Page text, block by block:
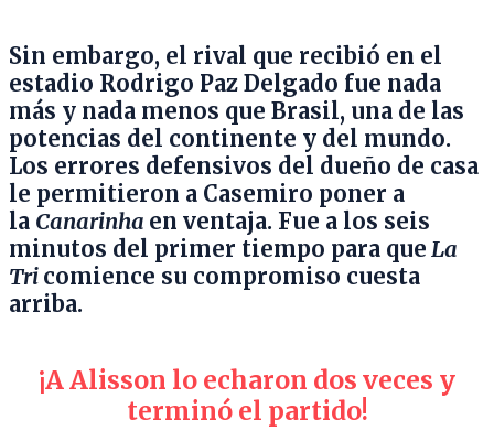
Sin embargo, el rival que recibió en el
estadio Rodrigo Paz Delgado fue nada
más y nada menos que Brasil, una de las
potencias del continente y del mundo.
Los errores defensivos del dueño de casa
le permitieron a Casemiro poner a
la Canarinha en ventaja. Fue a los seis
minutos del primer tiempo para que La
Tri comience su compromiso cuesta
arriba.
¡A Alisson lo echaron dos veces y
terminó el partido!